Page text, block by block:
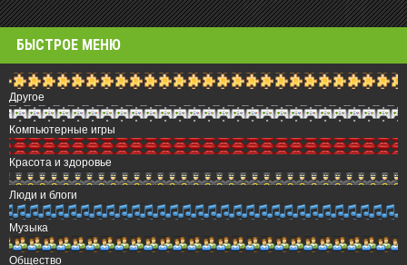
БЫСТРОЕ МЕНЮ
Другое
Компьютерные игры
Красота и здоровье
Люди и блоги
Музыка
Общество